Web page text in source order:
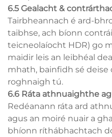
6.5 Gealacht &
Tairbheannach é ard-
taibhse, ach bíonn
teicneolaíocht HDR) go
maidir leis an leibhéal
mhath, bainfidh sé deise
roghnaigh tú.
6.6 Ráta athnuaighthe
Redéanann ráta ard
agus an moiré nuair a
bhíonn ríthábhachtach